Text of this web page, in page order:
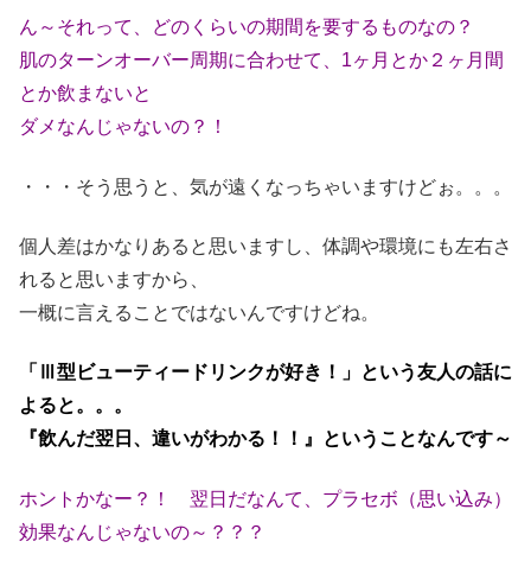
ん～それって、どのくらいの期間を要するものなの？
肌のターンオーバー周期に合わせて、1ヶ月とか２ヶ月間
とか飲まないと
ダメなんじゃないの？！
・・・そう思うと、気が遠くなっちゃいますけどぉ。。。
個人差はかなりあると思いますし、体調や環境にも左右さ
れると思いますから、
一概に言えることではないんですけどね。
「Ⅲ型ビューティードリンクが好き！」という友人の話に
よると。。。
『飲んだ翌日、違いがわかる！！』ということなんです～
ホントかなー？！ 翌日だなんて、プラセボ（思い込み）
効果なんじゃないの～？？？